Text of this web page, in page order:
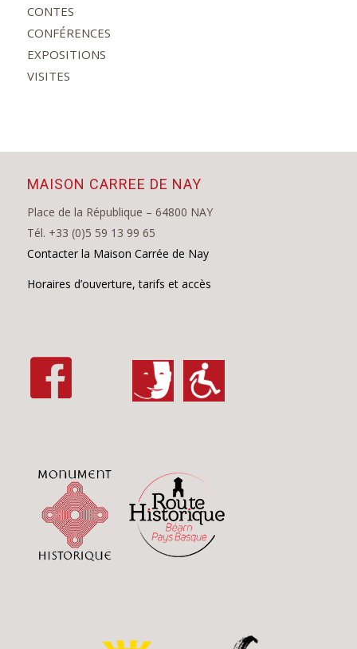
CONTES
CONFÉRENCES
EXPOSITIONS
VISITES
MAISON CARREE DE NAY
Place de la République – 64800 NAY
Tél. +33 (0)5 59 13 99 65
Contacter la Maison Carrée de Nay
Horaires d’ouverture, tarifs et accès